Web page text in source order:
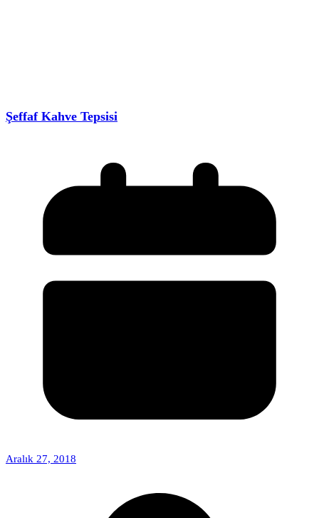
Şeffaf Kahve Tepsisi
Aralık 27, 2018